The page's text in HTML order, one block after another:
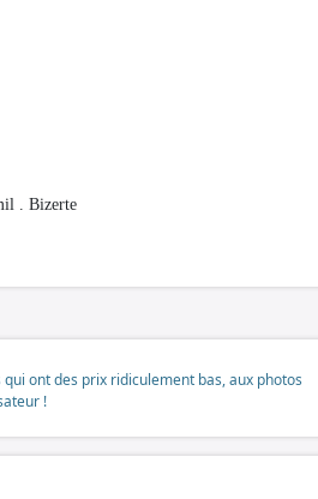
. Bizerte
ont des prix ridiculement bas, aux photos
!